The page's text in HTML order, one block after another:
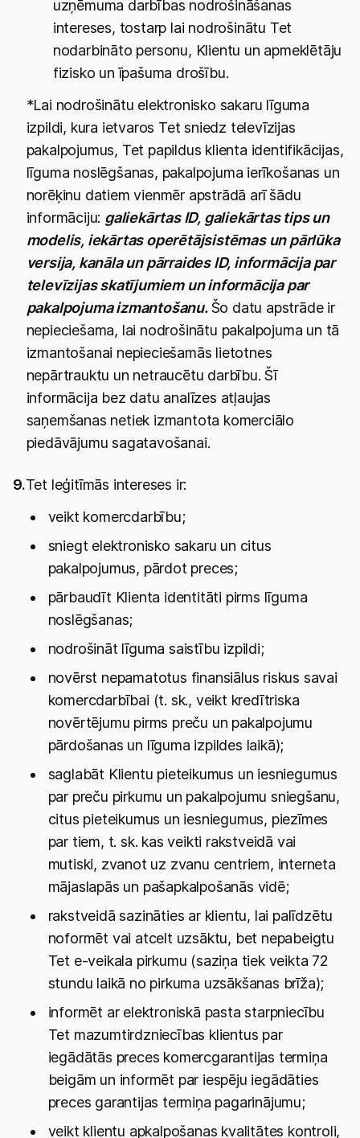
uzņēmuma darbības nodrošināšanas
intereses, tostarp lai nodrošinātu Tet
nodarbināto personu, Klientu un apmeklētāju
fizisko un īpašuma drošību.
*Lai nodrošinātu elektronisko sakaru līguma
izpildi, kura ietvaros Tet sniedz televīzijas
pakalpojumus, Tet papildus klienta identifikācijas,
līguma noslēgšanas, pakalpojuma ierīkošanas un
norēķinu datiem vienmēr apstrādā arī šādu
informāciju: galiekārtas ID, galiekārtas tips un
modelis, iekārtas operētājsistēmas un pārlūka
versija, kanāla un pārraides ID, informācija par
televīzijas skatījumiem un informācija par
pakalpojuma izmantošanu.Šo datu apstrāde ir
nepieciešama, lai nodrošinātu pakalpojuma un tā
izmantošanai nepieciešamās lietotnes
nepārtrauktu un netraucētu darbību. Šī
informācija bez datu analīzes atļaujas
saņemšanas netiek izmantota komerciālo
piedāvājumu sagatavošanai.
9.Tet leģitīmās intereses ir:
veikt komercdarbību;
sniegt elektronisko sakaru un citus
pakalpojumus, pārdot preces;
pārbaudīt Klienta identitāti pirms līguma
noslēgšanas;
nodrošināt līguma saistību izpildi;
novērst nepamatotus finansiālus riskus savai
komercdarbībai (t. sk., veikt kredītriska
novērtējumu pirms preču un pakalpojumu
pārdošanas un līguma izpildes laikā);
saglabāt Klientu pieteikumus un iesniegumus
par preču pirkumu un pakalpojumu sniegšanu,
citus pieteikumus un iesniegumus, piezīmes
par tiem, t. sk. kas veikti rakstveidā vai
mutiski, zvanot uz zvanu centriem, interneta
mājaslapās un pašapkalpošanās vidē;
rakstveidā sazināties ar klientu, lai palīdzētu
noformēt vai atcelt uzsāktu, bet nepabeigtu
Tet e-veikala pirkumu (saziņa tiek veikta 72
stundu laikā no pirkuma uzsākšanas brīža);
informēt ar elektroniskā pasta starpniecību
Tet mazumtirdzniecības klientus par
iegādātās preces komercgarantijas termiņa
beigām un informēt par iespēju iegādāties
preces garantijas termiņa pagarinājumu;
veikt klientu apkalpošanas kvalitātes kontroli,